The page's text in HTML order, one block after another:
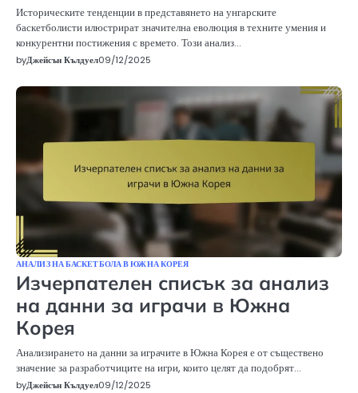
Историческите тенденции в представянето на унгарските
баскетболисти илюстрират значителна еволюция в техните умения и
конкурентни постижения с времето. Този анализ…
byДжейсън Кълдуел09/12/2025
АНАЛИЗ НА БАСКЕТБОЛА В ЮЖНА КОРЕЯ
Изчерпателен списък за анализ
на данни за играчи в Южна
Корея
Анализирането на данни за играчите в Южна Корея е от съществено
значение за разработчиците на игри, които целят да подобрят…
byДжейсън Кълдуел09/12/2025